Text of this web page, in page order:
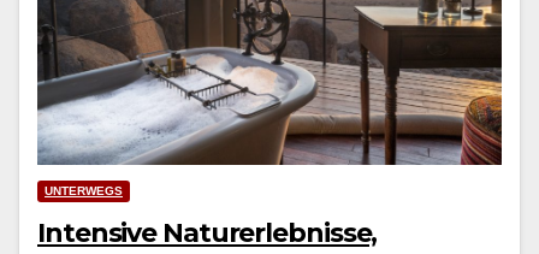
UNTERWEGS
Intensive Naturerlebnisse,